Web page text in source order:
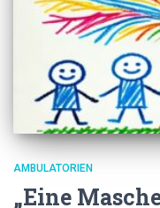
AMBULATORIEN
„Eine